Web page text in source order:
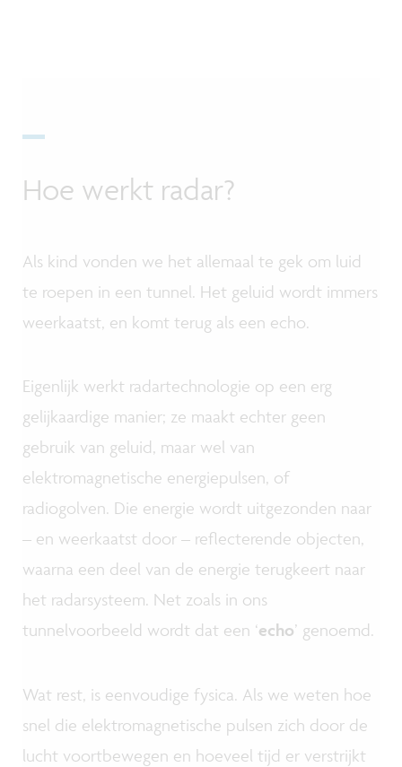
Hoe werkt radar?
Als kind vonden we het allemaal te gek om luid
te roepen in een tunnel. Het geluid wordt immers
weerkaatst, en komt terug als een echo.
Eigenlijk werkt radartechnologie op een erg
gelijkaardige manier; ze maakt echter geen
gebruik van geluid, maar wel van
elektromagnetische energiepulsen, of
radiogolven. Die energie wordt uitgezonden naar
– en weerkaatst door – reflecterende objecten,
waarna een deel van de energie terugkeert naar
het radarsysteem. Net zoals in ons
tunnelvoorbeeld wordt dat een ‘echo’ genoemd.
Wat rest, is eenvoudige fysica. Als we weten hoe
snel die elektromagnetische pulsen zich door de
lucht voortbewegen en hoeveel tijd er verstrijkt